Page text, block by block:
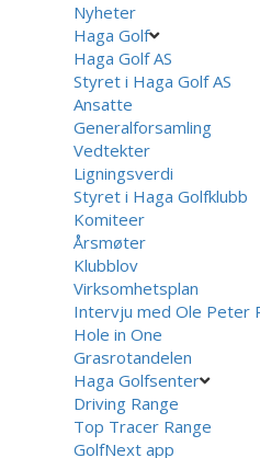
Nyheter
Haga Golf
Haga Golf AS
Styret i Haga Golf AS
Ansatte
Generalforsamling
Vedtekter
Ligningsverdi
Styret i Haga Golfklubb
Komiteer
Årsmøter
Klubblov
Virksomhetsplan
Intervju med Ole Peter
Hole in One
Grasrotandelen
Haga Golfsenter
Driving Range
Top Tracer Range
GolfNext app